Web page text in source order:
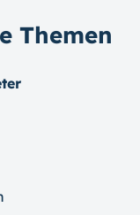
Themen